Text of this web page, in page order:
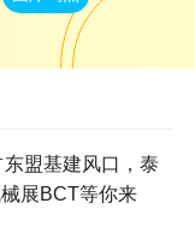
盟基建风口，泰
展BCT等你来